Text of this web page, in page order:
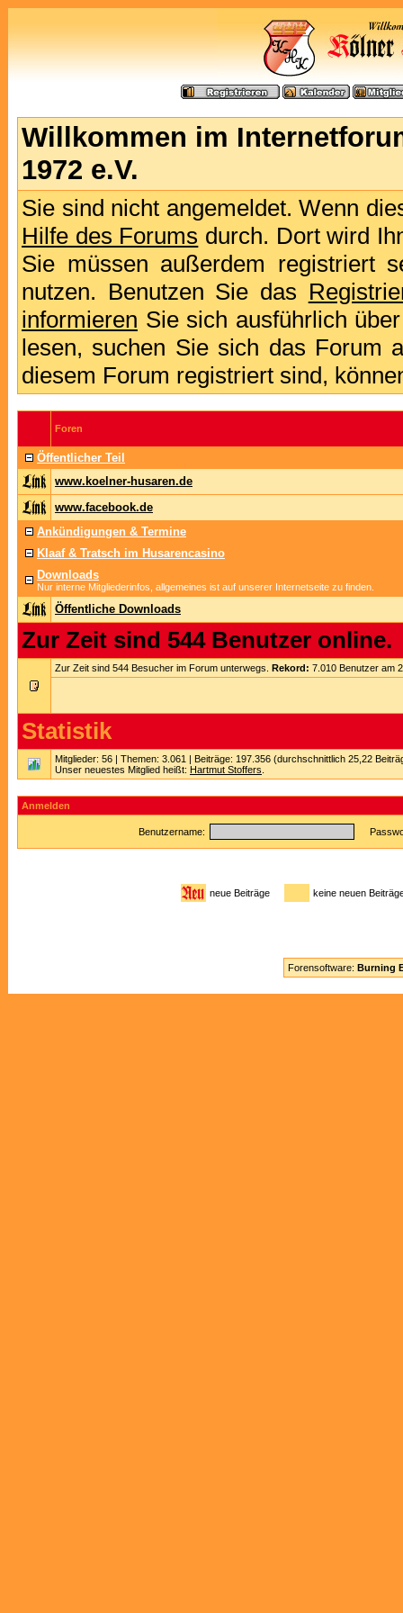
Willkommen im
1972 e.V.
Sie sind nicht angemeldet. Wenn
Hilfe des Forums durch. Dort wird
Sie müssen außerdem registriert
nutzen. Benutzen Sie das
informieren Sie sich ausführlich
lesen, suchen Sie sich das Forum
diesem Forum registriert sind,
Foren
Öffentlicher Teil
www.koelner-husaren.de
www.facebook.de
Ankündigungen & Termine
Klaaf & Tratsch im Husarencasino
Downloads
Nur interne Mitgliederinfos, allgemeines ist auf unserer Internetseite zu finden.
Öffentliche Downloads
Zur Zeit sind 544 Benutzer online.
Zur Zeit sind 544 Besucher im Forum unterwegs. Rekord: 7.010 Benutzer am
Statistik
Mitglieder: 56 | Themen: 3.061 | Beiträge: 197.356 (durchschnittlich 25,22
Unser neuestes Mitglied heißt: Hartmut Stoffers
Anmelden
Benutzername:
neue Beiträge keine neuen
Forensoftware: Burning